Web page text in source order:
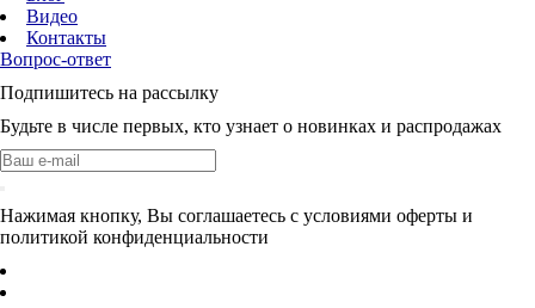
Видео
Контакты
Вопрос-ответ
Подпишитесь на рассылку
Будьте в числе первых, кто узнает о новинках и распродажах
Нажимая кнопку, Вы соглашаетесь с условиями оферты и
политикой конфиденциальности